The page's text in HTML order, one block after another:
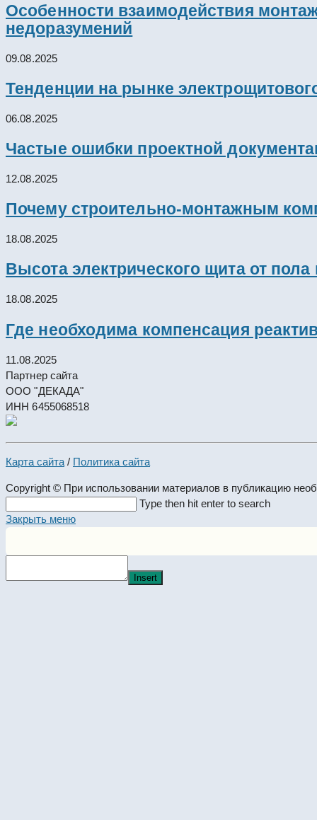
Особенности взаимодействия
недоразумений
09.08.2025
Тенденции на рынке
06.08.2025
Частые ошибки проектной
12.08.2025
Почему строительно-монтажным
18.08.2025
Высота электрического щита от
18.08.2025
Где необходима компенсация
11.08.2025
Партнер сайта
ООО "ДЕКАДА"
ИНН 6455068518
Карта сайта / Политика сайта
Copyright © При использовании материалов в публикацию
this
Type then hit enter to search
Закрыть меню
Insert